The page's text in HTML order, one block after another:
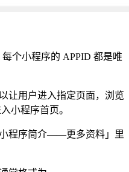
每个小程序的 APPID 都是唯
让用户进入指定页面，浏览
小程序首页。
程序简介——更多资料」里